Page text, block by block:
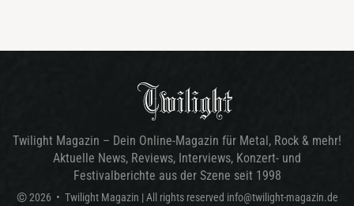
Twilight Magazin – Dein Online-Magazin für Metal, Rock & mehr!
Aktuelle News, Reviews, Interviews, Konzert- und
Festivalberichte aus der Szene seit 1998
© 2026 • Twilight Magazin | All rights reserved info@twilight-magazin.de